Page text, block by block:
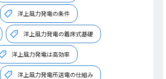
洋上風力発電の条件
洋上風力発電の着床式基礎
洋上風力発電は高効率
洋上風力発電所送電の仕組み